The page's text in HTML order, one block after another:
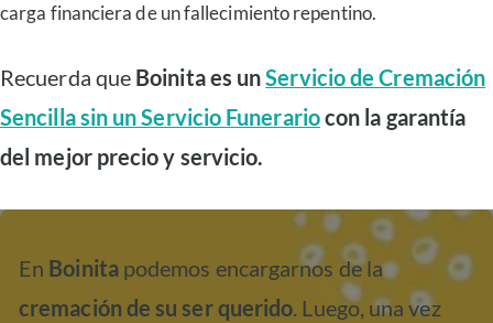
carga financiera de un fallecimiento repentino.
Recuerda que Boinita es unServicio de Cremación
Sencilla sin un Servicio Funerariocon la garantía
del mejor precio y servicio.
En Boinita podemos encargarnos de la
cremación de su ser querido. Luego, una vez